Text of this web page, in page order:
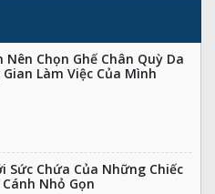
Nên Chọn Ghế Chân Quỳ Da
Làm Việc Của Mình
Sức Chứa Của Những Chiếc
Nhỏ Gọn